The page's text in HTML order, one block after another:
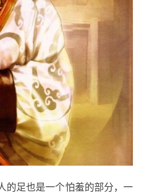
的足也是一个怕羞的部分，一